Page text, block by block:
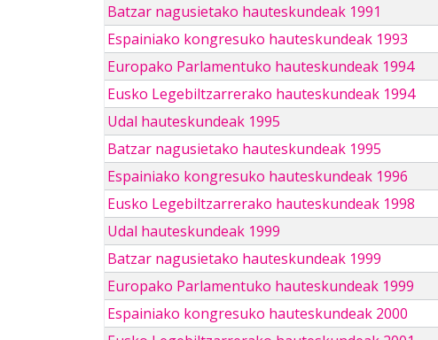
Batzar nagusietako hauteskundeak 1991
Espainiako kongresuko hauteskundeak 1993
Europako Parlamentuko hauteskundeak 1994
Eusko Legebiltzarrerako hauteskundeak 1994
Udal hauteskundeak 1995
Batzar nagusietako hauteskundeak 1995
Espainiako kongresuko hauteskundeak 1996
Eusko Legebiltzarrerako hauteskundeak 1998
Udal hauteskundeak 1999
Batzar nagusietako hauteskundeak 1999
Europako Parlamentuko hauteskundeak 1999
Espainiako kongresuko hauteskundeak 2000